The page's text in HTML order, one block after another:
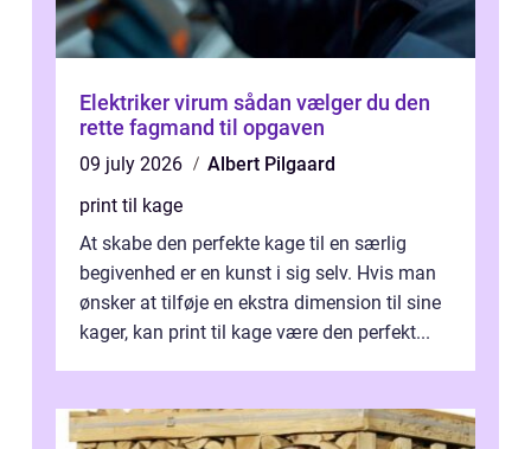
Elektriker virum sådan vælger du den
rette fagmand til opgaven
09 july 2026
Albert Pilgaard
print til kage
At skabe den perfekte kage til en særlig
begivenhed er en kunst i sig selv. Hvis man
ønsker at tilføje en ekstra dimension til sine
kager, kan print til kage være den perfekt...